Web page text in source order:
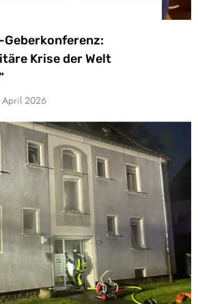
Geberkonferenz:
Krise der Welt
April 2026